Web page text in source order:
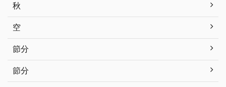
秋
空
節分
節分